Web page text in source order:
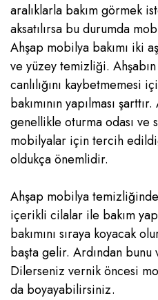
aralıklarla bakım görmek
aksatılırsa bu durumda
Ahşap mobilya bakımı iki
ve yüzey temizliği.
canlılığını kaybetmemesi
bakımının yapılması
genellikle oturma odası ve
mobilyalar için tercih
oldukça önemlidir.
Ahşap mobilya
içerikli cilalar ile bakım
bakımını sıraya koyacak
başta gelir. Ardından
Dilerseniz vernik öncesi
da boyayabilirsiniz.